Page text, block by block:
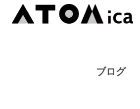
ブログ